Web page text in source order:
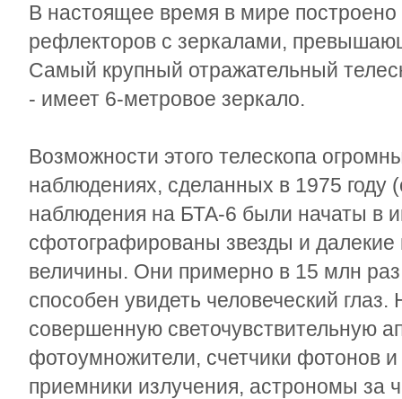
В настоящее время в мире построено
рефлекторов с зеркалами,
Самый крупный отражательный
- имеет 6-метровое зеркало.
Возможности этого телескопа
наблюдениях, сделанных в 1975 году
наблюдения на БТА-6 были начаты в
сфотографированы звезды и далекие
величины. Они примерно в 15 млн раз
способен увидеть человеческий
совершенную светочувствительную
фотоумножители, счетчики фотонов
приемники излучения, астрономы за